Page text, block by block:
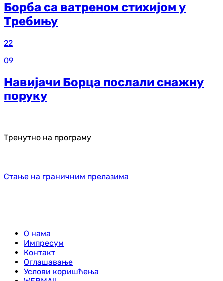
Борба са ватреном стихијом у
Требињу
22
09
Навијачи Борца послали снажну
поруку
Тренутно на програму
Стање на граничним прелазима
О нама
Импресум
Контакт
Оглашавање
Услови коришћења